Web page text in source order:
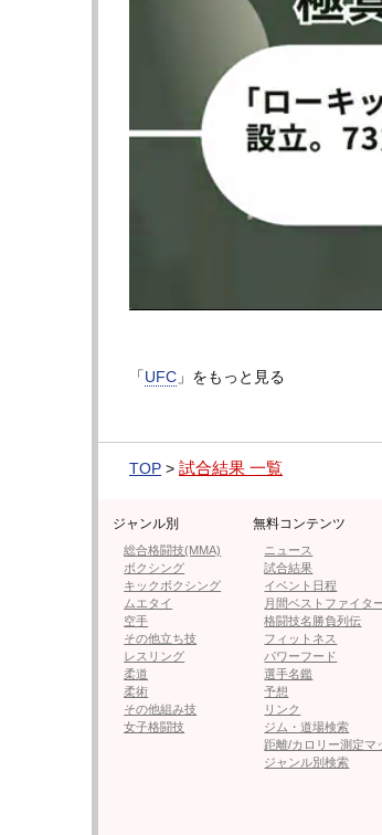
3日前の6月24日に31歳の誕
のインスタグラムにビーチで
のは日本のアニメ柄でハイレ
着に比べて露出度が高く、ヒ
が、流石、UFCで戦うファイ
高だ」などファンを魅了した。
アモリムは現在、女子ストロ
フ
●編集部オススメ
・【フォト＆動画
・「腕ってこんな曲
・ヘビー級巨漢、
・UFC2階級王者の
「UFC 」をもっと見る
TOP > 試合結果 一覧
ジャンル別
総合格闘技(MMA)
ボクシング
キックボクシング
ムエタイ
空手
その他立ち技
レスリング
柔道
柔術
その他組み技
女子格闘技
無料コンテンツ
ニュース
試合結果
イベント日程
月間ベストファイタ
格闘技名勝負列伝
フィットネス
パワーフード
選手名鑑
予想
リンク
ジム・道場検索
距離/カロリー測定マ
ジャンル別検索